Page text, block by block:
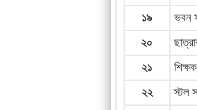
১৯
ভবন
২০
২১
২২
স্টল